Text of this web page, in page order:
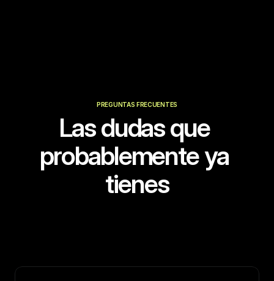
PREGUNTAS FRECUENTES
Las dudas que
probablemente ya
tienes